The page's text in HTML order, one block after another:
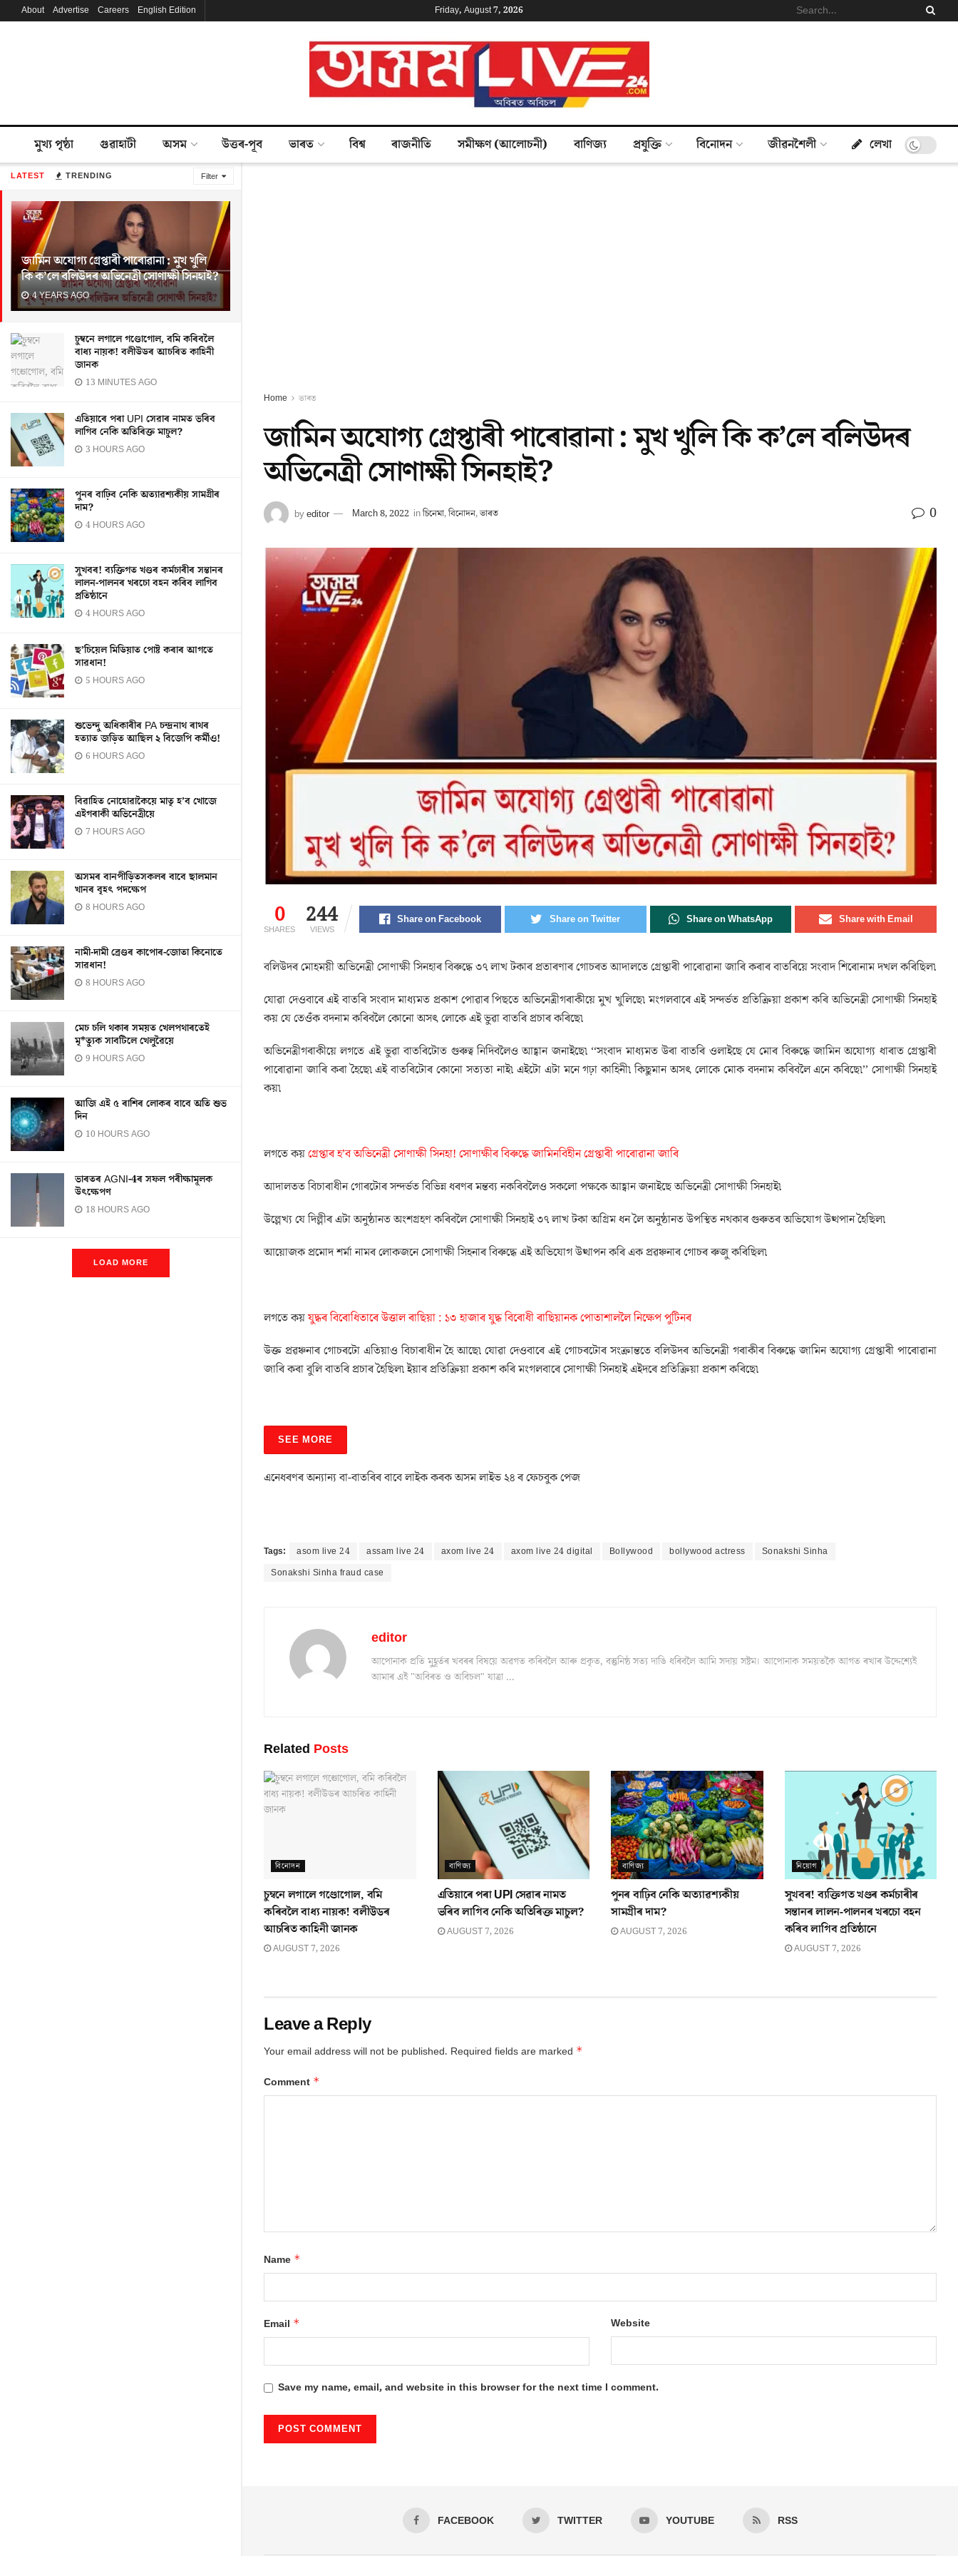
LATEST TRENDING Filter
জামিন অযোগ্য গ্ৰেপ্তাৰী পাৰোৱানা : মুখ খুলি
কি ক’লে বলিউদৰ অভিনেত্ৰী সোণাক্ষী সিনহাই?
4 YEARS AGO
চুম্বনে লগালে গণ্ডোগোল, বমি কৰিবলৈ
বাধ্য নায়ক! বলীউডৰ আচৰিত কাহিনী
জানক
13 MINUTES AGO
এতিয়াৰে পৰা UPI সেৱাৰ নামত ভৰিব
লাগিব নেকি অতিৰিক্ত মাচুল?
3 HOURS AGO
পুনৰ বাঢ়িব নেকি অত্যাৱশ্যকীয় সামগ্ৰীৰ
দাম?
4 HOURS AGO
সুখবৰ! ব্যক্তিগত খণ্ডৰ কৰ্মচাৰীৰ সন্তানৰ
লালন-পালনৰ খৰচো বহন কৰিব লাগিব
প্ৰতিষ্ঠানে
4 HOURS AGO
ছ’চিয়েল মিডিয়াত পোষ্ট কৰাৰ আগতে
সাৱধান!
5 HOURS AGO
শুভেন্দু অধিকাৰীৰ PA চন্দ্ৰনাথ ৰাথৰ
হত্যাত জড়িত আছিল ২ বিজেপি কৰ্মীও!
6 HOURS AGO
বিৱাহিত নোহোৱাকৈয়ে মাতৃ হ’ব খোজে
এইগৰাকী অভিনেত্ৰীয়ে
7 HOURS AGO
অসমৰ বানপীড়িতসকলৰ বাবে ছালমান
খানৰ বৃহৎ পদক্ষেপ
8 HOURS AGO
নামী-দামী ব্ৰেণ্ডৰ কাপোৰ-জোতা কিনোতে
সাৱধান!
8 HOURS AGO
মেচ চলি থকাৰ সময়ত খেলপথাৰতেই
মৃ*ত্যুক সাবটিলে খেলুৱৈয়ে
9 HOURS AGO
আজি এই ৫ ৰাশিৰ লোকৰ বাবে অতি শুভ
দিন
10 HOURS AGO
ভাৰতৰ AGNI-4ৰ সফল পৰীক্ষামূলক
উৎক্ষেপণ
18 HOURS AGO
LOAD MORE
About Advertise Careers English Edition Friday, August 7, 2026
মুখ্য পৃষ্ঠা গুৱাহাটী অসম উত্তৰ-পূব ভাৰত বিশ্ব ৰাজনীতি সমীক্ষণ (আলোচনী) বাণিজ্য প্ৰযুক্তি বিনোদন জীৱনশৈলী লেখা
Home ভাৰত
জামিন অযোগ্য গ্ৰেপ্তাৰী পাৰোৱানা : মুখ খুলি কি ক’লে বলিউদৰ
অভিনেত্ৰী সোণাক্ষী সিনহাই?
byeditor March 8, 2022 inচিনেমা,বিনোদন,ভাৰত 0
0
SHARES
244
VIEWS
Share on Facebook Share on Twitter Share on WhatsApp Share with Email
বলিউদৰ মোহময়ী অভিনেত্ৰী সোণাক্ষী সিনহাৰ বিৰুদ্ধে ৩৭ লাখ টকাৰ প্ৰতাৰণাৰ গোচৰত আদালতে গ্ৰেপ্তাৰী পাৰোৱানা জাৰি কৰাৰ বাতৰিয়ে সংবাদ শিৰোনাম দখল কৰিছিল৷
যোৱা দেওবাৰে এই বাতৰি সংবাদ মাধ্যমত প্ৰকাশ পোৱাৰ পিছতে অভিনেত্ৰীগৰাকীয়ে মুখ খুলিছে৷ মংগলবাৰে এই সন্দৰ্ভত প্ৰতিক্ৰিয়া প্ৰকাশ কৰি অভিনেত্ৰী সোণাক্ষী সিনহাই
কয় যে তেওঁক বদনাম কৰিবলৈ কোনো অসৎ লোকে এই ভুৱা বাতৰি প্ৰচাৰ কৰিছে৷
অভিনেত্ৰীগৰাকীয়ে লগতে এই ভুৱা বাতৰিটোত গুৰুত্ব নিদিবলৈও আহ্বান জনাইছে৷ ‘‘সংবাদ মাধ্যমত উৰা বাতৰি ওলাইছে যে মোৰ বিৰুদ্ধে জামিন অযোগ্য ধাৰাত গ্ৰেপ্তাৰী
পাৰোৱানা জাৰি কৰা হৈছে৷ এই বাতৰিটোৰ কোনো সত্যতা নাই৷ এইটো এটা মনে গঢ়া কাহিনী৷ কিছুমান অসৎ লোকে মোক বদনাম কৰিবলৈ এনে কৰিছে৷’’ সোণাক্ষী সিনহাই
কয়৷
লগতে কয়গ্ৰেপ্তাৰ হ’ব অভিনেত্ৰী সোণাক্ষী সিনহা! সোণাক্ষীৰ বিৰুদ্ধে জামিনবিহীন গ্ৰেপ্তাৰী পাৰোৱানা জাৰি
আদালতত বিচাৰাধীন গোৰটোৰ সন্দৰ্ভত বিভিন্ন ধৰণৰ মন্তব্য নকৰিবলৈও সকলো পক্ষকে আহ্বান জনাইছে অভিনেত্ৰী সোণাক্ষী সিনহাই৷
উল্লেখ্য যে দিল্লীৰ এটা অনুষ্ঠানত অংশগ্ৰহণ কৰিবলৈ সোণাক্ষী সিনহাই ৩৭ লাখ টকা অগ্ৰিম ধন লৈ অনুষ্ঠানত উপস্থিত নথকাৰ গুৰুতৰ অভিযোগ উত্থপান হৈছিল৷
আয়োজক প্ৰমোদ শৰ্মা নামৰ লোকজনে সোণাক্ষী সিহনাৰ বিৰুদ্ধে এই অভিযোগ উত্থাপন কৰি এক প্ৰৱঞ্চনাৰ গোচৰ ৰুজু কৰিছিল৷
লগতে কয়যুদ্ধৰ বিৰোধিতাৰে উত্তাল ৰাছিয়া : ১৩ হাজাৰ যুদ্ধ বিৰোধী ৰাছিয়ানক পোতাশাললৈ নিক্ষেপ পুটিনৰ
উক্ত প্ৰৱঞ্চনাৰ গোচৰটো এতিয়াও বিচাৰাধীন হৈ আছে৷ যোৱা দেওবাৰে এই গোচৰটোৰ সংক্ৰান্ততে বলিউদৰ অভিনেত্ৰী গৰাকীৰ বিৰুদ্ধে জামিন অযোগ্য গ্ৰেপ্তাৰী পাৰোৱানা
জাৰি কৰা বুলি বাতৰি প্ৰচাৰ হৈছিল৷ ইয়াৰ প্ৰতিক্ৰিয়া প্ৰকাশ কৰি মংগলবাৰে সোণাক্ষী সিনহাই এইদৰে প্ৰতিক্ৰিয়া প্ৰকাশ কৰিছে৷
SEE MORE
এনেধৰণৰ অন্যান্য বা-বাতৰিৰ বাবে লাইক কৰক অসম লাইভ ২৪ ৰ ফেচবুক পেজ
Tags: asom live 24 assam live 24 axom live 24 axom live 24 digital Bollywood bollywood actress
Sonakshi Sinha
Sonakshi Sinha fraud case
editor
আপোনাক প্ৰতি মুহূৰ্তৰ খবৰৰ বিষয়ে অৱগত কৰিবলৈ আৰু প্ৰকৃত, বস্তুনিষ্ঠ সত্য দাঙি ধৰিবলৈ আমি সদায় সষ্টম। আপোনাক সময়তকৈ আগত ৰখাৰ উদ্দেশ্যেই
আমাৰ এই "অবিৰত ও অবিচল" যাত্ৰা ...
Related Posts
বিনোদন
চুম্বনে লগালে গণ্ডোগোল, বমি
কৰিবলৈ বাধ্য নায়ক! বলীউডৰ
আচৰিত কাহিনী জানক
AUGUST 7, 2026
বাণিজ্য
এতিয়াৰে পৰা UPI সেৱাৰ নামত
ভৰিব লাগিব নেকি অতিৰিক্ত মাচুল?
AUGUST 7, 2026
বাণিজ্য
পুনৰ বাঢ়িব নেকি অত্যাৱশ্যকীয়
সামগ্ৰীৰ দাম?
AUGUST 7, 2026
নিয়োগ
সুখবৰ! ব্যক্তিগত খণ্ডৰ কৰ্মচাৰীৰ
সন্তানৰ লালন-পালনৰ খৰচো বহন
কৰিব লাগিব প্ৰতিষ্ঠানে
AUGUST 7, 2026
Leave a Reply
Your email address will not be published. Required fields are marked *
Comment *
Name *
Email * Website
Save my name, email, and website in this browser for the next time I comment.
FACEBOOK TWITTER YOUTUBE RSS